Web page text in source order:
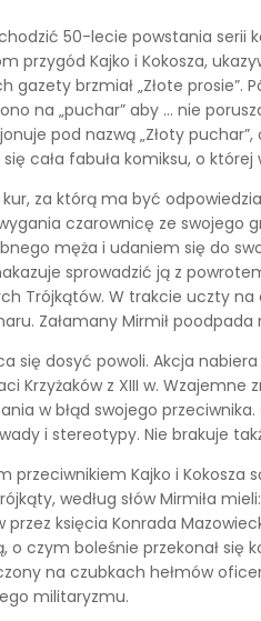
50-lecie powstania serii
przygód Kajko i Kokosza,
gazety brzmiał „Złote prosie”.
na „puchar” aby … nie
pod nazwą „Złoty
cała fabuła komiksu, o
kur, za którą ma być
czarownicę ze swojego
męża i udaniem się do
sprowadzić ją z
Trójkątów. W trakcie uczty
Załamany Mirmił
się dosyć powoli. Akcja
Krzyżaków z XIII w.
w błąd swojego
i stereotypy. Nie brakuje
przeciwnikiem Kajko i
według słów Mirmiła
przez księcia Konrada
o czym boleśnie przekonał
na czubkach hełmów
militaryzmu.